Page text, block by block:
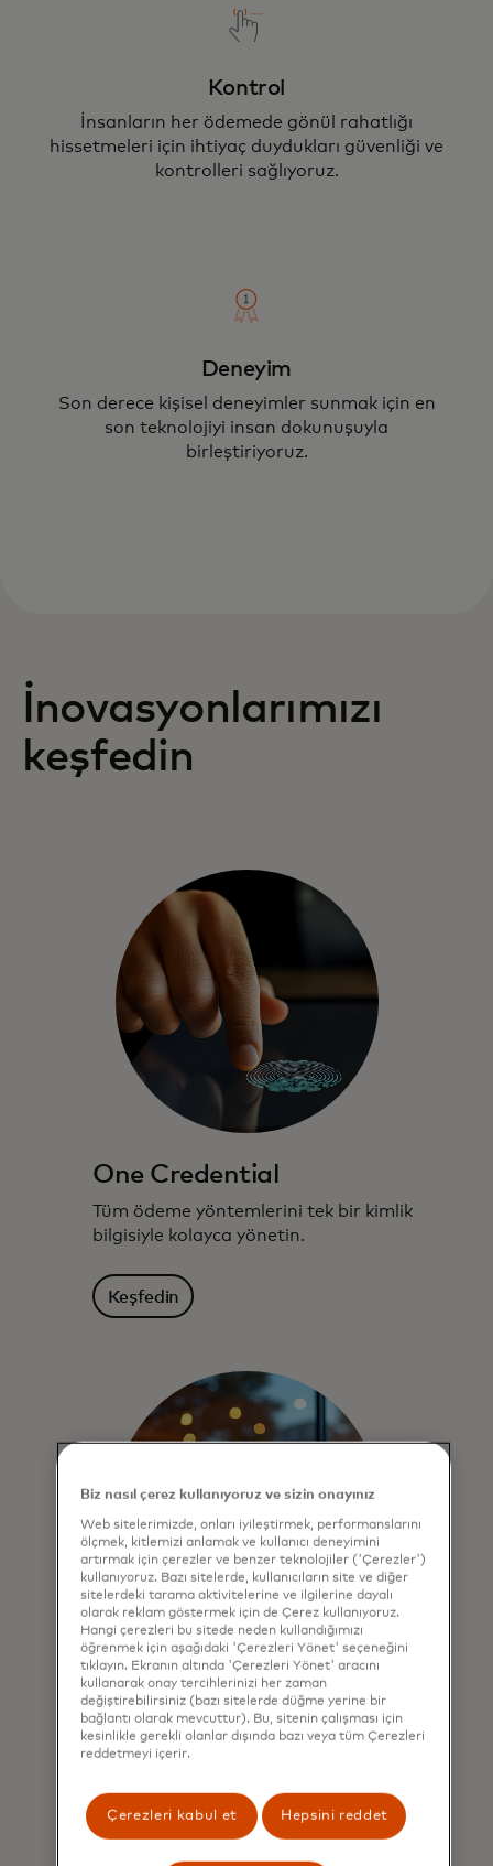
Kontrol
İnsanların her ödemede gönül rahatlığı
hissetmeleri için ihtiyaç duydukları güvenliği ve
kontrolleri sağlıyoruz.
Deneyim
Son derece kişisel deneyimler sunmak için en
son teknolojiyi insan dokunuşuyla
birleştiriyoruz.
İnovasyonlarımızı
keşfedin
One Credential
Tüm ödeme yöntemlerini tek bir kimlik
bilgisiyle kolayca yönetin.
Keşfedin
Installments
Taksitlendirme ve sonradan ödeme
programlarımız, kart verenler,
satıcılar ve tüketicilere daha fazla
Biz nasıl çerez kullanıyoruz ve sizin onayınız
Web sitelerimizde, onları iyileştirmek, performanslarını
ölçmek, kitlemizi anlamak ve kullanıcı deneyimini
artırmak için çerezler ve benzer teknolojiler ('Çerezler')
kullanıyoruz. Bazı sitelerde, kullanıcıların site ve diğer
sitelerdeki tarama aktivitelerine ve ilgilerine dayalı
olarak reklam göstermek için de Çerez kullanıyoruz.
Hangi çerezleri bu sitede neden kullandığımızı
öğrenmek için aşağıdaki 'Çerezleri Yönet' seçeneğini
tıklayın. Ekranın altında 'Çerezleri Yönet' aracını
kullanarak onay tercihlerinizi her zaman
değiştirebilirsiniz (bazı sitelerde düğme yerine bir
bağlantı olarak mevcuttur). Bu, sitenin çalışması için
kesinlikle gerekli olanlar dışında bazı veya tüm Çerezleri
reddetmeyi içerir.
Çerezleri kabul et Hepsini reddet